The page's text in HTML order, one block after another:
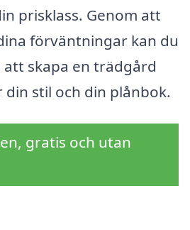
prisklass. Genom att
förväntningar kan du
skapa en trädgård
din stil och din plånbok.
gratis och utan